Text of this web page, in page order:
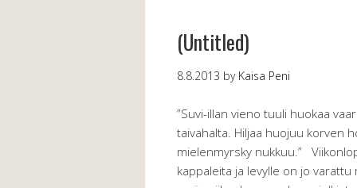
(Untitled)
8.8.2013 by Kaisa Peni
”Suvi-illan vieno tuuli huokaa
taivahalta. Hiljaa huojuu korven
mielenmyrsky nukkuu.”
kappaleita ja levylle on jo